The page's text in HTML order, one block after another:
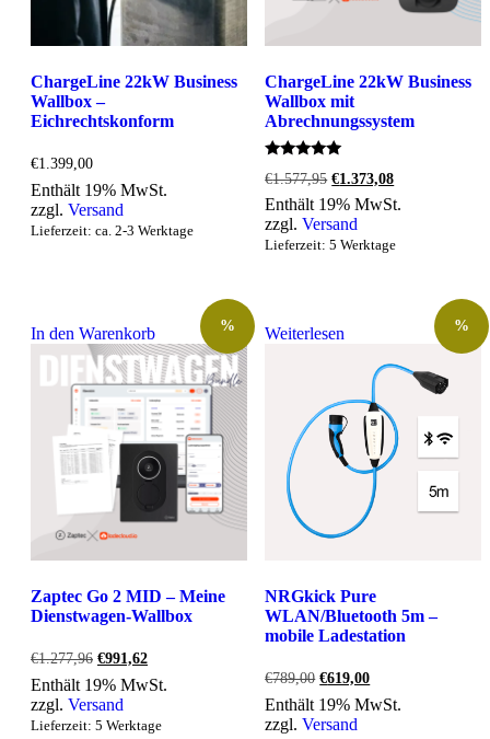
ChargeLine 22kW Business
Wallbox –
Eichrechtskonform
€1.399,00
Enthält 19% MwSt.
zzgl. Versand
Lieferzeit: ca. 2-3 Werktage
ChargeLine 22kW Business
Wallbox mit
Abrechnungssystem
mit
5.00
von 5
€1.577,95 Ursprünglicher
Preis
war:
€1.577,95
€1.373,08Aktueller
ist:
Enthält 19% MwSt.
zzgl.Versand
Lieferzeit: 5 Werktage
In den Warenkorb %
Zaptec Go 2 MID – Meine
Dienstwagen-Wallbox
€1.277,96 Ursprünglicher
war:
€1.277,96
€991,62Aktueller
ist:
Enthält 19% MwSt.
zzgl. Versand
Lieferzeit: 5 Werktage
Weiterlesen %
NRGkick Pure
WLAN/Bluetooth 5m –
mobile Ladestation
€789,00 Ursprünglicher
war:
€789,00
€619,00Aktueller
ist:
Enthält 19% MwSt.
zzgl.Versand